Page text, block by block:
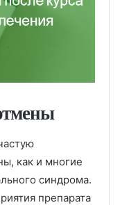
как и многие
синдрома.
препарата